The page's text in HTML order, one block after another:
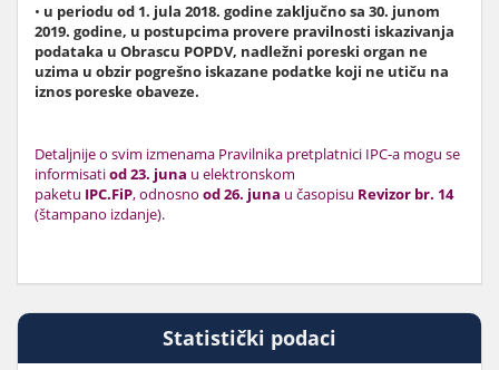
• u periodu od 1. jula 2018. godine zaključno sa 30. junom
2019. godine, u postupcima provere pravilnosti iskazivanja
podataka u Obrascu POPDV, nadležni poreski organ ne
uzima u obzir pogrešno iskazane podatke koji ne utiču na
iznos poreske obaveze.
Detaljnije o svim izmenama Pravilnika pretplatnici IPC-a mogu se
informisatiod 23. juna u elektronskom
paketu IPC.FiP, odnosno od 26. juna u časopisu Revizor br. 14
(štampano izdanje).
Statistički podaci